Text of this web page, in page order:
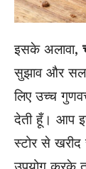
इसके अलावा,
सुझाव और
लिए उच्च
देती हूँ। आप
स्टोर से